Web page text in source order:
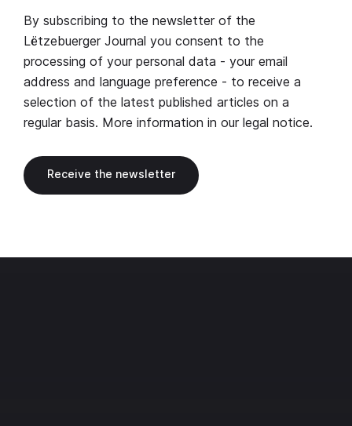
By subscribing to the newsletter of the
Lëtzebuerger Journal you consent to the
processing of your personal data - your email
address and language preference - to receive a
selection of the latest published articles on a
regular basis. More information in our legal notice.